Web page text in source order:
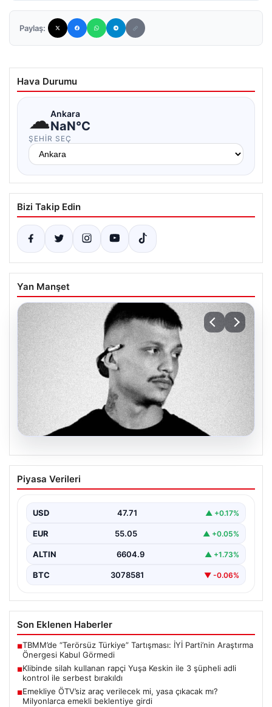
Paylaş:
Hava Durumu
☁Ankara
NaN°C
ŞEHIR SEÇ
Bizi Takip Edin
Yan Manşet
06.08.2026
Klibinde silah kullanan rapçi Yuşa
Keskin ile 3 şüpheli adli kontrol ile
Piyasa Verileri
USD 47.71 ▲ +0.17%
EUR 55.05 ▲ +0.05%
ALTIN 6604.9 ▲ +1.73%
BTC 3078581 ▼ -0.06%
Son Eklenen Haberler
■TBMM’de “Terörsüz Türkiye” Tartışması: İYİ Parti’nin Araştırma
Önergesi Kabul Görmedi
■Klibinde silah kullanan rapçi Yuşa Keskin ile 3 şüpheli adli
kontrol ile serbest bırakıldı
■Emekliye ÖTV’siz araç verilecek mi, yasa çıkacak mı?
Milyonlarca emekli beklentiye girdi